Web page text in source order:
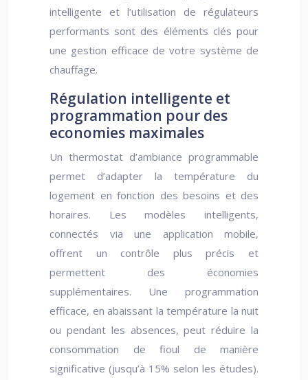
intelligente et l’utilisation de régulateurs
performants sont des éléments clés pour
une gestion efficace de votre système de
chauffage.
Régulation intelligente et
programmation pour des
economies maximales
Un thermostat d’ambiance programmable
permet d’adapter la température du
logement en fonction des besoins et des
horaires. Les modèles intelligents,
connectés via une application mobile,
offrent un contrôle plus précis et
permettent des économies
supplémentaires. Une programmation
efficace, en abaissant la température la nuit
ou pendant les absences, peut réduire la
consommation de fioul de manière
significative (jusqu’à 15% selon les études).